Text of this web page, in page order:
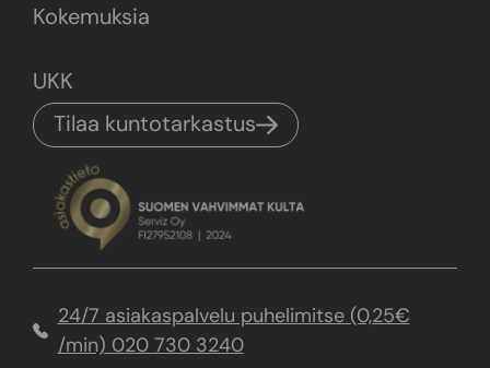
Tilaa kuntotarkastus
Kokemuksia
UKK
24/7 asiakaspalvelu puhelimitse (0,25€
/min) 020 730 3240